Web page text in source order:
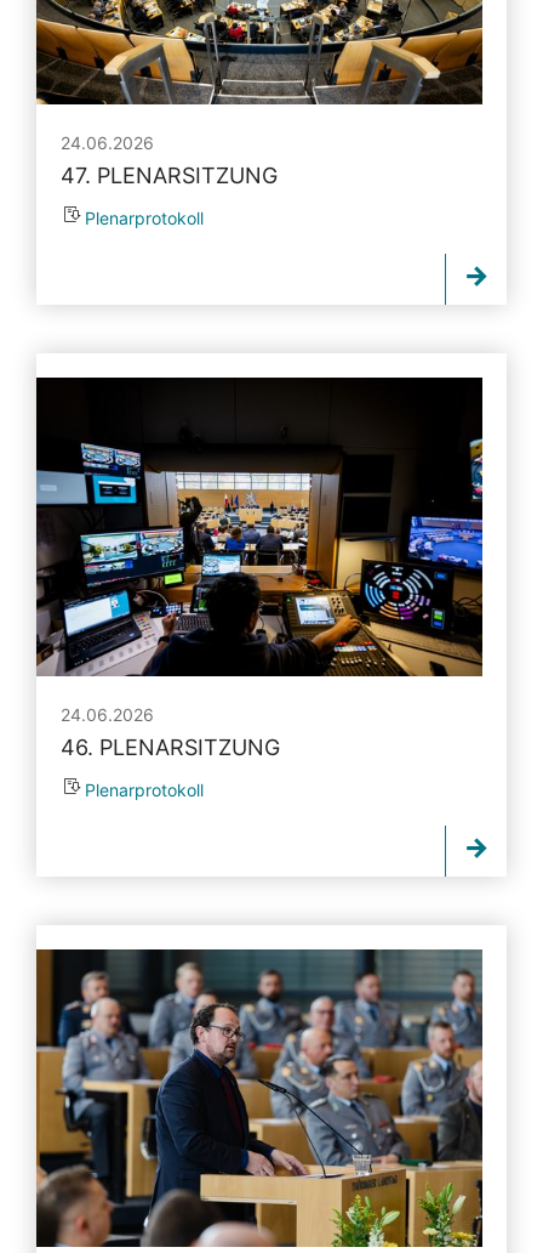
24.06.2026
47. PLENARSITZUNG
Plenarprotokoll
24.06.2026
46. PLENARSITZUNG
Plenarprotokoll